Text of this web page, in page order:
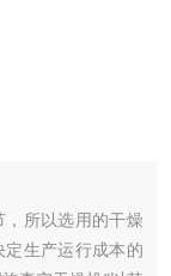
所以选用的干燥
生产运行成本的